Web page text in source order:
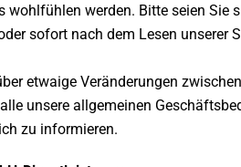
werden. Bitte seien Sie
sofort nach dem Lesen unserer
etwaige Veränderungen
unsere allgemeinen
zu informieren.